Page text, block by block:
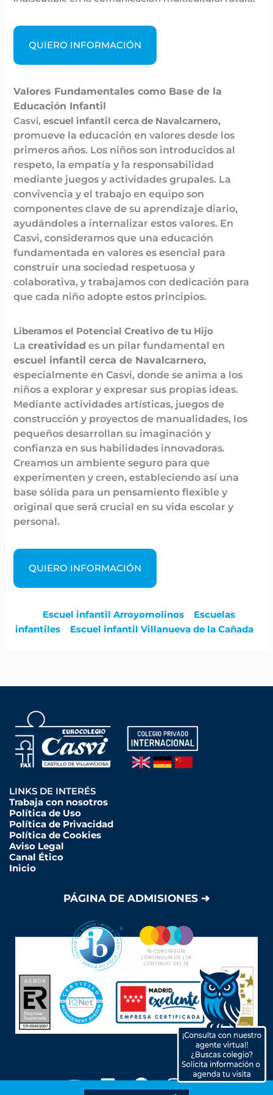
QUIERO INFORMACIÓN
Valores Fundamentales como Base de la
Educación Infantil
Casvi,escuel infantil cerca de Navalcarnero,
promueve la educación en valores desde los
primeros años. Los niños son introducidos al
respeto, la empatía y la responsabilidad
mediante juegos y actividades grupales. La
convivencia y el trabajo en equipo son
componentes clave de su aprendizaje diario,
ayudándoles a internalizar estos valores. En
Casvi, consideramos que una educación
fundamentada en valores es esencial para
construir una sociedad respetuosa y
colaborativa, y trabajamos con dedicación para
que cada niño adopte estos principios.
Liberamos el Potencial Creativo de tu Hijo
Lacreatividad es un pilar fundamental en
escuel infantil cerca de Navalcarnero,
especialmente en Casvi, donde se anima a los
niños a explorar y expresar sus propias ideas.
Mediante actividades artísticas, juegos de
construcción y proyectos de manualidades, los
pequeños desarrollan su imaginación y
confianza en sus habilidades innovadoras.
Creamos un ambiente seguro para que
experimenten y creen, estableciendo así una
base sólida para un pensamiento flexible y
original que será crucial en su vida escolar y
personal.
QUIERO INFORMACIÓN
Escuel infantil Arroyomolinos
Escuelas
infantiles
Escuel infantil Villanueva de la Cañada
LINKS DE INTERÉS
Trabaja con nosotros
Política de Uso
Política de Privacidad
Política de Cookies
Aviso Legal
Canal Ético
Inicio
PÁGINA DE ADMISIONES ➔
Y
L
F
I